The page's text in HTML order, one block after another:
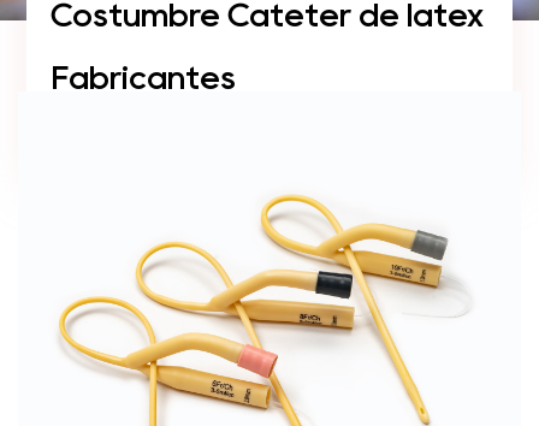
Costumbre Catéter de látex
Fabricantes